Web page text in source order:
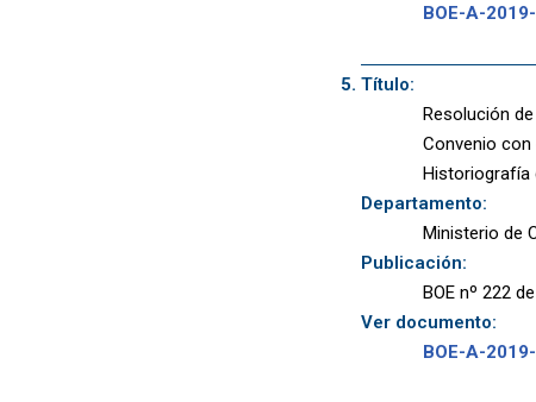
BOE-A-
Título:
Resolución
Convenio con
Historiografía
Departamento:
Ministerio de
Publicación:
BOE nº 222
Ver documento:
BOE-A-